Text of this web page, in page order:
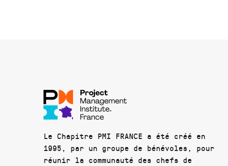
Le Chapitre PMI FRANCE a été créé en
1995, par un groupe de bénévoles, pour
réunir la communauté des chefs de